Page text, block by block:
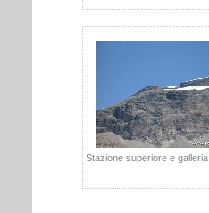
Stazione superiore e